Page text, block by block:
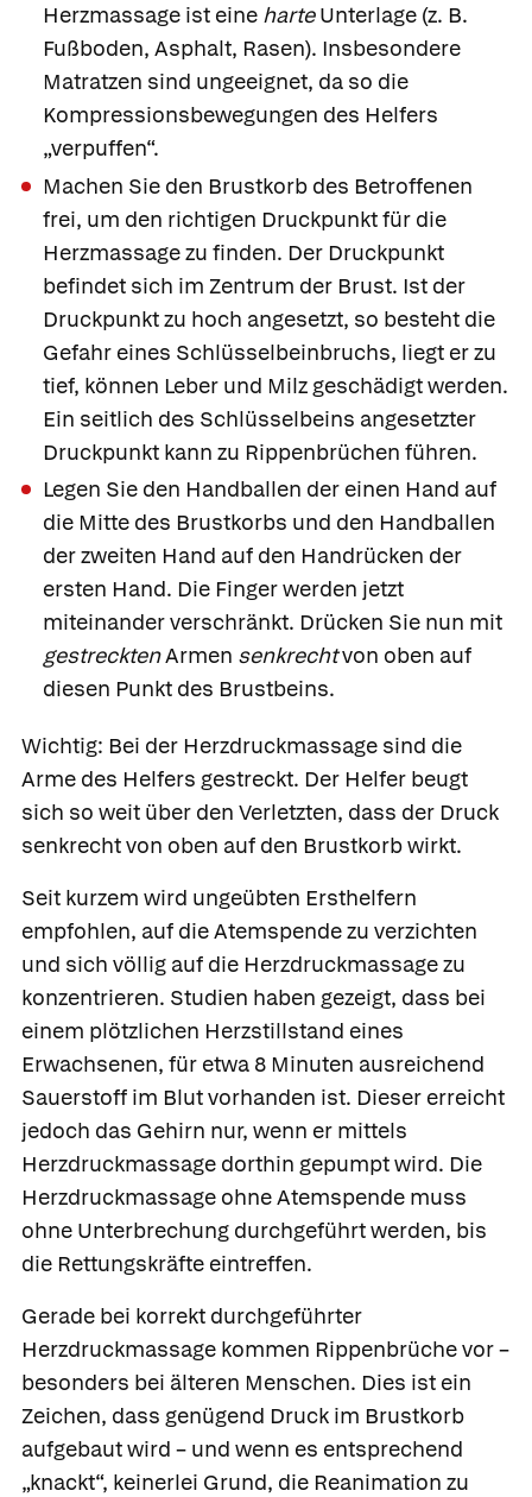
Herzmassage ist eine harteUnterlage (z. B.
Fußboden, Asphalt, Rasen). Insbesondere
Matratzen sind ungeeignet, da so die
Kompressionsbewegungen des Helfers
„verpuffen“.
Machen Sie den Brustkorb des Betroffenen
frei, um den richtigen Druckpunkt für die
Herzmassage zu finden. Der Druckpunkt
befindet sich im Zentrum der Brust. Ist der
Druckpunkt zu hoch angesetzt, so besteht die
Gefahr eines Schlüsselbeinbruchs, liegt er zu
tief, können Leber und Milz geschädigt werden.
Ein seitlich des Schlüsselbeins angesetzter
Druckpunkt kann zu Rippenbrüchen führen.
Legen Sie den Handballen der einen Hand auf
die Mitte des Brustkorbs und den Handballen
der zweiten Hand auf den Handrücken der
ersten Hand. Die Finger werden jetzt
miteinander verschränkt. Drücken Sie nun mit
gestrecktenArmen senkrechtvon oben auf
diesen Punkt des Brustbeins.
Wichtig: Bei der Herzdruckmassage sind die
Arme des Helfers gestreckt. Der Helfer beugt
sich so weit über den Verletzten, dass der Druck
senkrecht von oben auf den Brustkorb wirkt.
Seit kurzem wird ungeübten Ersthelfern
empfohlen, auf die Atemspende zu verzichten
und sich völlig auf die Herzdruckmassage zu
konzentrieren. Studien haben gezeigt, dass bei
einem plötzlichen Herzstillstand eines
Erwachsenen, für etwa 8 Minuten ausreichend
Sauerstoff im Blut vorhanden ist. Dieser erreicht
jedoch das Gehirn nur, wenn er mittels
Herzdruckmassage dorthin gepumpt wird. Die
Herzdruckmassage ohne Atemspende muss
ohne Unterbrechung durchgeführt werden, bis
die Rettungskräfte eintreffen.
Gerade bei korrekt durchgeführter
Herzdruckmassage kommen Rippenbrüche vor –
besonders bei älteren Menschen. Dies ist ein
Zeichen, dass genügend Druck im Brustkorb
aufgebaut wird – und wenn es entsprechend
„knackt“, keinerlei Grund, die Reanimation zu